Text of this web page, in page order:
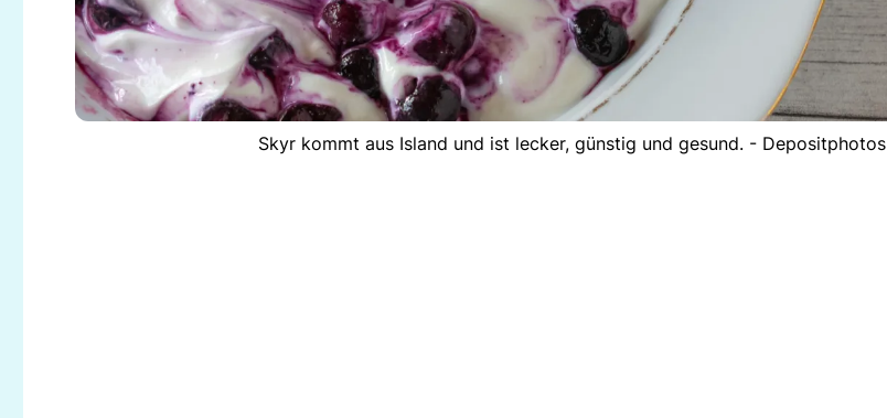
Skyr kommt aus Island und ist lecker, günstig und gesund. - Depositphotos